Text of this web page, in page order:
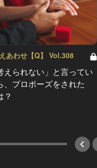
あわせ【Q】 Vol.308
えられない」と言ってい
、プロポーズをされた
？